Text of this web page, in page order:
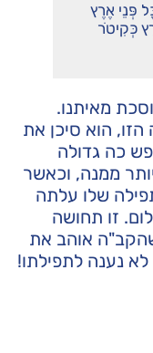
פְּנֵי אֶרֶץ
כְּקִיטֹר
מאיתנו.
הוא סיכן את
כה גדולה
ממנה, וכאשר
שלו עלתה
זו תחושה
אוהב את
נענה לתפילתו!